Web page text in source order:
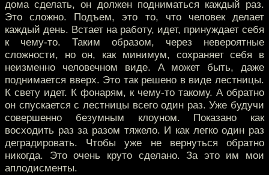
дома сделать, он должен подниматься каждый раз.
Это сложно. Подъем, это то, что человек делает
каждый день. Встает на работу, идет, принуждает себя
к чему-то. Таким образом, через невероятные
сложности, но он, как минимум, сохраняет себя в
неизменно человечном виде. А может быть, даже
поднимается вверх. Это так решено в виде лестницы.
К свету идет. К фонарям, к чему-то такому. А обратно
он спускается с лестницы всего один раз. Уже будучи
совершенно безумным клоуном. Показано как
восходить раз за разом тяжело. И как легко один раз
деградировать. Чтобы уже не вернуться обратно
никогда. Это очень круто сделано. За это им мои
аплодисменты.